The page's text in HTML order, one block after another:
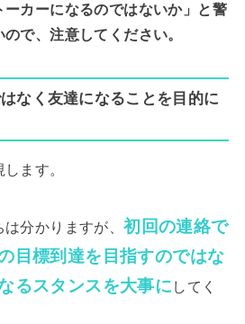
ーカーになるのではないか」と警
で、注意してください。
なく友達になることを目的に
ます。
分かりますが、初回の連絡で
目標到達を目指すのではな
るスタンスを大事にしてく